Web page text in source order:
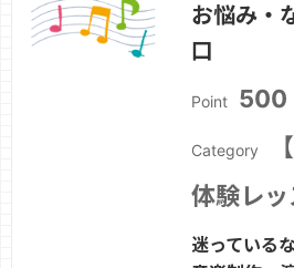
練習のコツ向
た方・新しい趣
お悩み・
口
Point 500
Category
体験レッ
迷っている